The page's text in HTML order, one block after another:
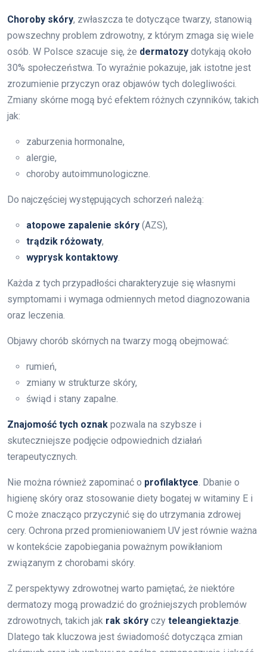
Choroby skóry, zwłaszcza te dotyczące twarzy, stanowią
powszechny problem zdrowotny, z którym zmaga się wiele
osób. W Polsce szacuje się, że dermatozy dotykają około
30% społeczeństwa. To wyraźnie pokazuje, jak istotne jest
zrozumienie przyczyn oraz objawów tych dolegliwości.
Zmiany skórne mogą być efektem różnych czynników, takich
jak:
zaburzenia hormonalne,
alergie,
choroby autoimmunologiczne.
Do najczęściej występujących schorzeń należą:
atopowe zapalenie skóry (AZS),
trądzik różowaty,
wyprysk kontaktowy
Każda z tych przypadłości charakteryzuje się własnymi
symptomami i wymaga odmiennych metod diagnozowania
oraz leczenia.
Objawy chorób skórnych na twarzy mogą obejmować:
rumień,
zmiany w strukturze skóry,
świąd i stany zapalne.
Znajomość tych oznak pozwala na szybsze i
skuteczniejsze podjęcie odpowiednich działań
terapeutycznych.
Nie można również zapominać o profilaktyce . Dbanie o
higienę skóry oraz stosowanie diety bogatej w witaminy E i
C może znacząco przyczynić się do utrzymania zdrowej
cery. Ochrona przed promieniowaniem UV jest równie ważna
w kontekście zapobiegania poważnym powikłaniom
związanym z chorobami skóry.
Z perspektywy zdrowotnej warto pamiętać, że niektóre
dermatozy mogą prowadzić do groźniejszych problemów
zdrowotnych, takich jak rak skóry czy teleangiektazje
Dlatego tak kluczowa jest świadomość dotycząca zmian